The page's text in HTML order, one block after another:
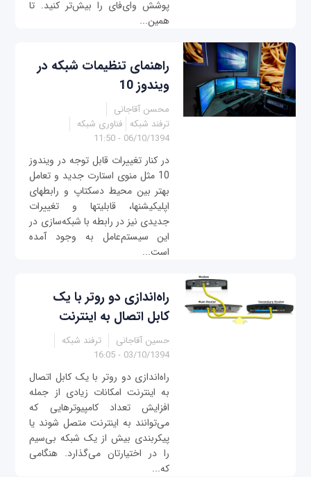
پوشش وای‌فای را بیش‌تر کنید. ‌تا
همین...
راهنمای تنظیمات شبکه در
ویندوز 10
محسن آقاجانی
ترفند شبکه فناوری شبکه
06/10/1394 - 11:50
در کنار تغییرات قابل توجه در ویندوز
10 مثل منوی استارت جدید و تعامل
بهتر بین محیط دسکتاپ و رابط‎های
اپلیکیشن‎ها، قابلیت‎ها و تغییرات
جدیدی نیز در رابطه با شبکه‌سازی در
این سیستم‌عامل به وجود آمده
است...
راه‌اندازی دو روتر با یک
کابل اتصال به اینترنت
حسین آقاجانی
ترفند شبکه
03/10/1394 - 16:05
راه‌اندازی دو روتر با یک کابل اتصال
به اینترنت امکانات زیادی از جمله
افزایش تعداد کامپیوترهایی که
می‌توانند به اینترنت متصل شوند یا
پیکربندی بیش از یک شبکه بی‌سیم
را در اختیارتان می‌گذارد. هنگامی
که...